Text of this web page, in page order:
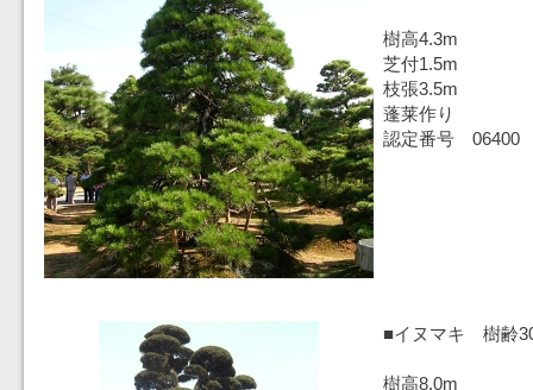
樹高4.3m
芝付1.5m
枝張3.5m
蓬莱作り
認定番号 06400
■イヌマキ 樹齢
樹高8.0m